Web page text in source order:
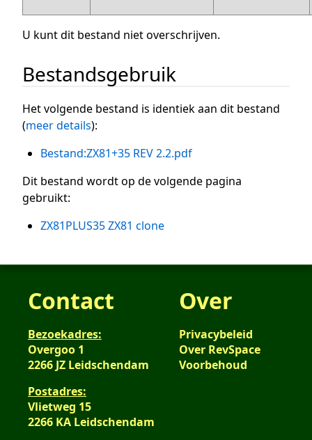
U kunt dit bestand niet overschrijven.
Bestandsgebruik
Het volgende bestand is identiek aan dit bestand
(meer details):
Bestand:ZX81+35 REV 2.2.pdf
Dit bestand wordt op de volgende pagina
gebruikt:
ZX81PLUS35 ZX81 clone
Contact
Bezoekadres:
Overgoo 1
2266 JZ Leidschendam
Postadres:
Vlietweg 15
2266 KA Leidschendam
Over
Privacybeleid
Over RevSpace
Voorbehoud